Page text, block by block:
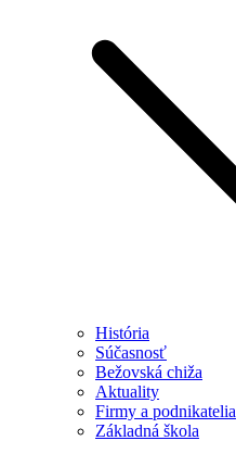
História
Súčasnosť
Bežovská chiža
Aktuality
Firmy a podnikatelia
Základná škola